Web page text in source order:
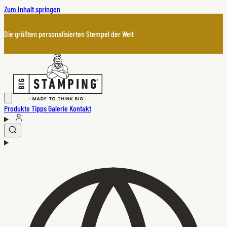
Zum Inhalt springen
Die größten personalisierten Stempel der Welt
Produkte TippsGalerie Kontakt